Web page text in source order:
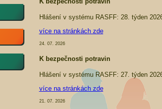
Hlášení v systému RASFF: 28. týden
více na stránkách zde
24. 07. 2026
K bezpečnosti potravin
Hlášení v systému RASFF: 27. týden
více na stránkách zde
21. 07. 2026